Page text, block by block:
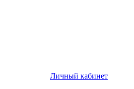
Личный кабинет